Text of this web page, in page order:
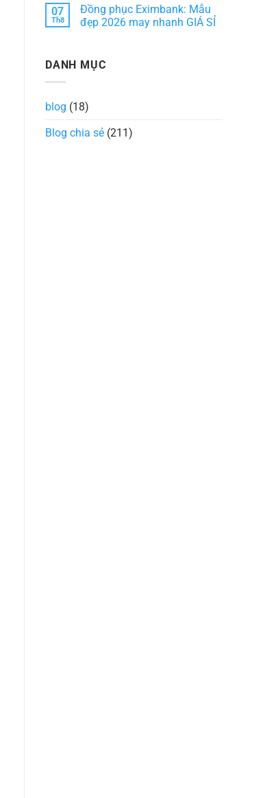
những
điều
chưa
đồng
phục
quán
đại
nhất
bình
luận
ở
loại
trong
thời
07
Th8
Đồng phục Eximbank: Mẫu
đẹp 2026 may nhanh GIÁ SỈ
luận
Mẫu
may
DANH MỤC
blog (18)
Blog chia sẻ (211)